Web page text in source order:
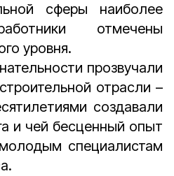
сферы наиболее
отмечены
уровня.
прозвучали
отрасли –
создавали
и чей бесценный опыт
специалистам